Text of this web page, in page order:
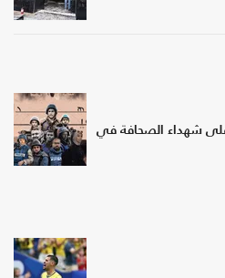
على شهداء الصحافة في